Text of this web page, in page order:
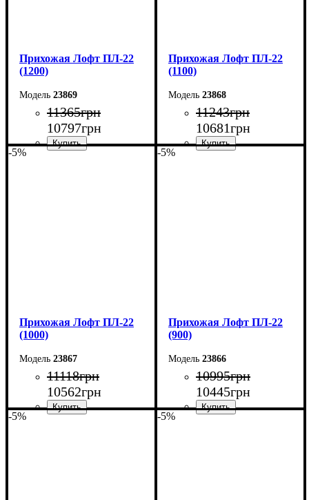
Прихожая Лофт ПЛ-22
(1200)
23869
11365грн
10797грн
Прихожая Лофт ПЛ-22
(1100)
23868
11243грн
10681грн
-5%
Прихожая Лофт ПЛ-22
(1000)
23867
11118грн
10562грн
-5%
Прихожая Лофт ПЛ-22
(900)
23866
10995грн
10445грн
-5% -5%